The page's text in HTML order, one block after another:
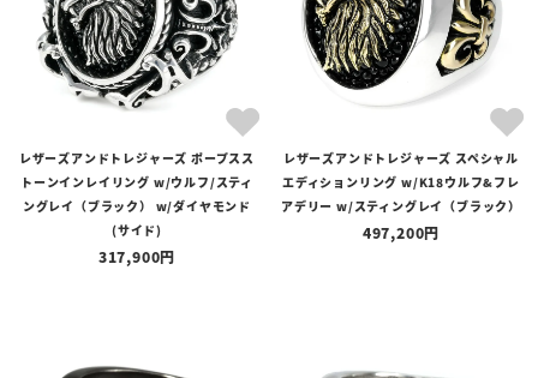
レザーズアンドトレジャーズ ポープスス
トーンインレイリング w/ウルフ/スティ
ングレイ（ブラック） w/ダイヤモンド
(サイド)
317,900
レザーズアンドトレジャーズ スペシャル
エディションリング w/K18ウルフ&フレ
アデリー w/スティングレイ（ブラック）
497,200